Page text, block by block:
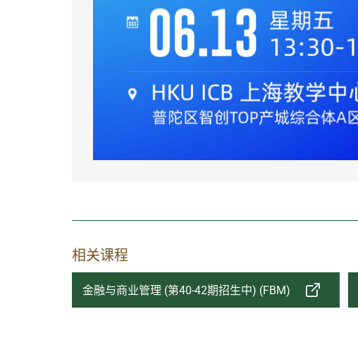
相关课程
金融与商业管理 (第40-42期招生中) (FBM)